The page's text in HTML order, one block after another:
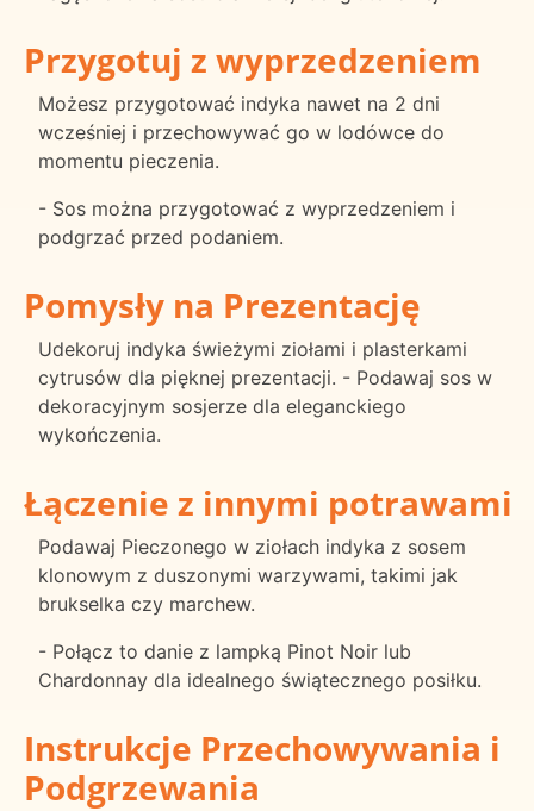
Przygotuj z wyprzedzeniem
Możesz przygotować indyka nawet na 2 dni
wcześniej i przechowywać go w lodówce do
momentu pieczenia.
- Sos można przygotować z wyprzedzeniem i
podgrzać przed podaniem.
Pomysły na Prezentację
Udekoruj indyka świeżymi ziołami i plasterkami
cytrusów dla pięknej prezentacji. - Podawaj sos w
dekoracyjnym sosjerze dla eleganckiego
wykończenia.
Łączenie z innymi potrawami
Podawaj Pieczonego w ziołach indyka z sosem
klonowym z duszonymi warzywami, takimi jak
brukselka czy marchew.
- Połącz to danie z lampką Pinot Noir lub
Chardonnay dla idealnego świątecznego posiłku.
Instrukcje Przechowywania i
Podgrzewania